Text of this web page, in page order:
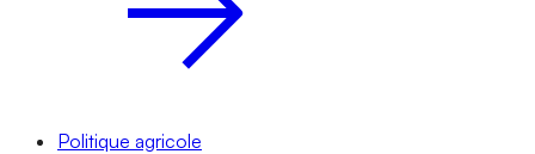
Politique agricole